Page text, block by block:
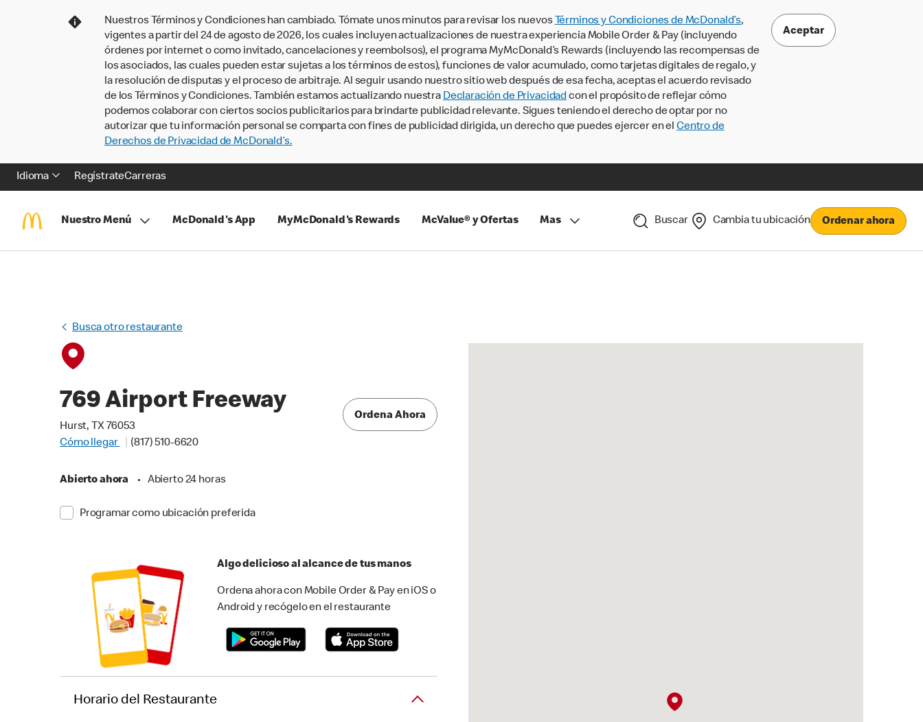
Nuestros Términos y Condiciones han cambiado. Tómate unos minutos para revisar los nuevos Términos y Condiciones de McDonald’s,
vigentes a partir del 24 de agosto de 2026, los cuales incluyen actualizaciones de nuestra experiencia Mobile Order & Pay (incluyendo
órdenes por internet o como invitado, cancelaciones y reembolsos), el programa MyMcDonald’s Rewards (incluyendo las recompensas de
los asociados, las cuales pueden estar sujetas a los términos de estos), funciones de valor acumulado, como tarjetas digitales de regalo, y
la resolución de disputas y el proceso de arbitraje. Al seguir usando nuestro sitio web después de esa fecha, aceptas el acuerdo revisado
de los Términos y Condiciones. También estamos actualizando nuestra Declaración de Privacidadcon el propósito de reflejar cómo
podemos colaborar con ciertos socios publicitarios para brindarte publicidad relevante. Sigues teniendo el derecho de optar por no
autorizar que tu información personal se comparta con fines de publicidad dirigida, un derecho que puedes ejercer en el Centro de
Derechos de Privacidad de McDonald’s.
Aceptar
Idioma RegístrateCarreras
Nuestro Menú McDonald's App MyMcDonald's Rewards McValue® y Ofertas Mas Buscar Cambia tu ubicación Ordenar ahora
Busca otro restaurante
769 Airport Freeway
Hurst, TX 76053
Cómo llegar
(817) 510-6620
Abierto ahora • Abierto 24 horas
Programar como ubicación preferida
Ordena Ahora
Algo delicioso al alcance de tus manos
Ordena ahora con Mobile Order & Pay en iOS o
Android y recógelo en el restaurante
Horario del Restaurante